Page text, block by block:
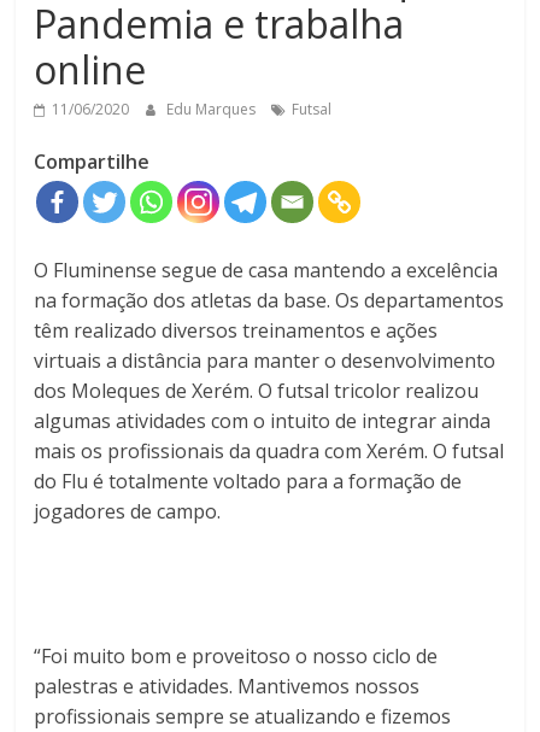
Pandemia e trabalha
online
11/06/2020 Edu Marques Futsal
Compartilhe
O Fluminense segue de casa mantendo a excelência
na formação dos atletas da base. Os departamentos
têm realizado diversos treinamentos e ações
virtuais a distância para manter o desenvolvimento
dos Moleques de Xerém. O futsal tricolor realizou
algumas atividades com o intuito de integrar ainda
mais os profissionais da quadra com Xerém. O futsal
do Flu é totalmente voltado para a formação de
jogadores de campo.
“Foi muito bom e proveitoso o nosso ciclo de
palestras e atividades. Mantivemos nossos
profissionais sempre se atualizando e fizemos